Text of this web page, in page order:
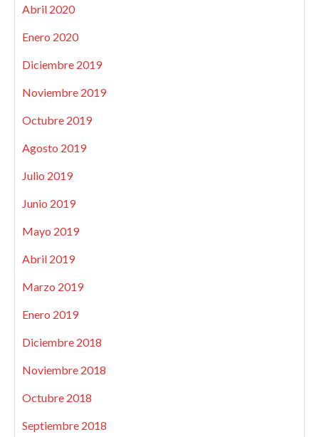
Abril 2020
Enero 2020
Diciembre 2019
Noviembre 2019
Octubre 2019
Agosto 2019
Julio 2019
Junio 2019
Mayo 2019
Abril 2019
Marzo 2019
Enero 2019
Diciembre 2018
Noviembre 2018
Octubre 2018
Septiembre 2018